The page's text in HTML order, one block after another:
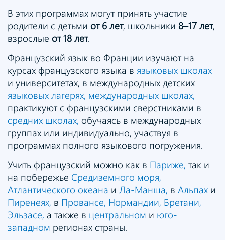
В этих программах могут принять участие
родители с детьми от 6 лет, школьники 8–17 лет,
взрослые от 18 лет.
Французский язык во Франции изучают на
курсах французского языка в языковых школах
и университетах, в международных детских
языковых лагерях, международных школах,
практикуют с французскими сверстниками в
средних школах, обучаясь в международных
группах или индивидуально, участвуя в
программах полного языкового погружения.
Учить французский можно как в Париже, так и
на побережье Средиземного моря,
Атлантического океана и Ла-Манша, в Альпах и
Пиренеях, в Провансе, Нормандии, Бретани,
Эльзасе, а также в центральном и юго-
западном регионах страны.